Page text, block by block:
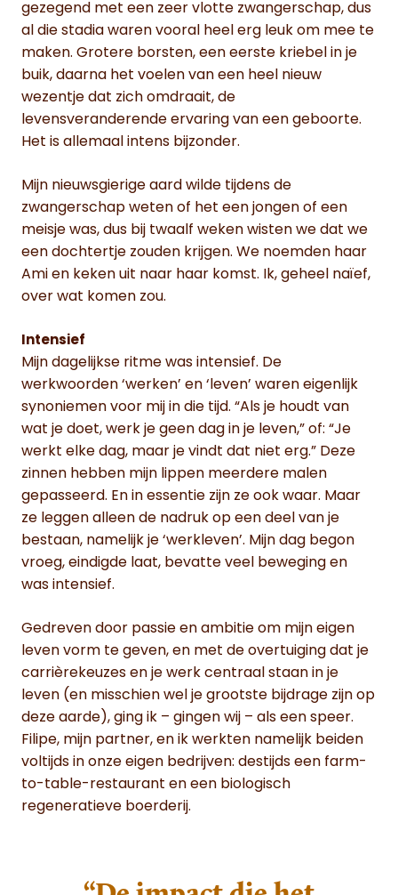
gezegend met een zeer vlotte zwangerschap, dus
al die stadia waren vooral heel erg leuk om mee te
maken. Grotere borsten, een eerste kriebel in je
buik, daarna het voelen van een heel nieuw
wezentje dat zich omdraait, de
levensveranderende ervaring van een geboorte.
Het is allemaal intens bijzonder.
Mijn nieuwsgierige aard wilde tijdens de
zwangerschap weten of het een jongen of een
meisje was, dus bij twaalf weken wisten we dat we
een dochtertje zouden krijgen. We noemden haar
Ami en keken uit naar haar komst. Ik, geheel naïef,
over wat komen zou.
Intensief
Mijn dagelijkse ritme was intensief. De
werkwoorden ‘werken’ en ‘leven’ waren eigenlijk
synoniemen voor mij in die tijd. “Als je houdt van
wat je doet, werk je geen dag in je leven,” of: “Je
werkt elke dag, maar je vindt dat niet erg.” Deze
zinnen hebben mijn lippen meerdere malen
gepasseerd. En in essentie zijn ze ook waar. Maar
ze leggen alleen de nadruk op een deel van je
bestaan, namelijk je ‘werkleven’. Mijn dag begon
vroeg, eindigde laat, bevatte veel beweging en
was intensief.
Gedreven door passie en ambitie om mijn eigen
leven vorm te geven, en met de overtuiging dat je
carrièrekeuzes en je werk centraal staan in je
leven (en misschien wel je grootste bijdrage zijn op
deze aarde), ging ik – gingen wij – als een speer.
Filipe, mijn partner, en ik werkten namelijk beiden
voltijds in onze eigen bedrijven: destijds een farm-
to-table-restaurant en een biologisch
regeneratieve boerderij.